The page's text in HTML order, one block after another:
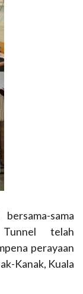
sama
telah
perayaan
Kanak, Kuala